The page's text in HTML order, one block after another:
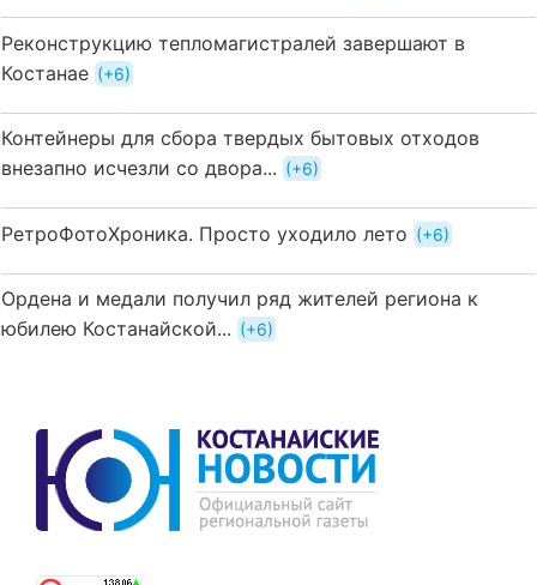
Реконструкцию тепломагистралей завершают в
Костанае
+6
Контейнеры для сбора твердых бытовых отходов
внезапно исчезли со двора...
+6
РетроФотоХроника. Просто уходило лето +6
Ордена и медали получил ряд жителей региона к
юбилею Костанайской...
+6